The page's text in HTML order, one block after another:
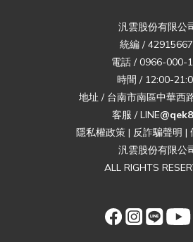
汎雲股份有限公
統編 / 42915667
電話 / 0966-000-
時間 / 12:00-
地址 / 台南市南區中華西
客服 / LINE
隱私權政策 | 反詐騙聲明 |
汎雲股份有限公
ALL RIGHTS